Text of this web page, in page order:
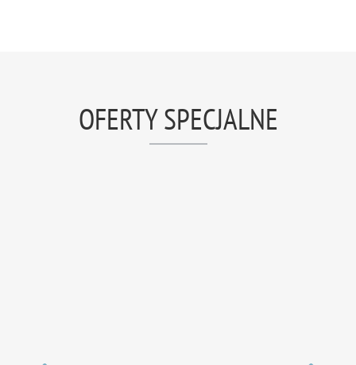
OFERTY SPECJALNE